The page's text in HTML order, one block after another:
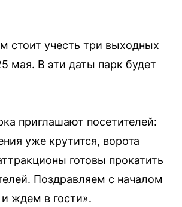
стоит учесть три выходных
мая. В эти даты парк будет
приглашают посетителей:
уже крутится, ворота
готовы прокатить
Поздравляем с началом
и ждем в гости».